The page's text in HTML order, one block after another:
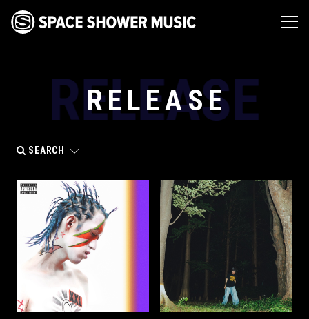
RELEASE
RELEASE
SEARCH